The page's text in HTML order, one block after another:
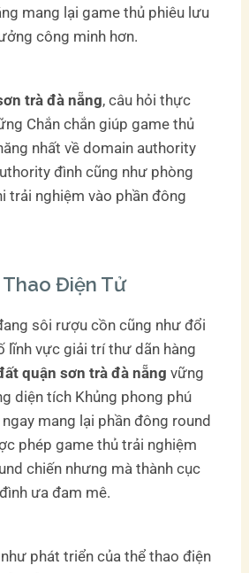
mang lại game thủ phiêu lưu
công minh hơn.
trà đà nẵng, câu hỏi thực
Chắn chắn giúp game thủ
nhất về domain authority
đình cũng như phòng
trải nghiệm vào phần đông
Thao Điện Tử
sôi rượu cồn cũng như đổi
lĩnh vực giải trí thư dãn hàng
quận sơn trà đà nẵng vững
diện tích Khủng phong phú
mang lại phần đông round
phép game thủ trải nghiệm
chiến nhưng mà thành cục
ưa đam mê.
phát triển của thể thao điện